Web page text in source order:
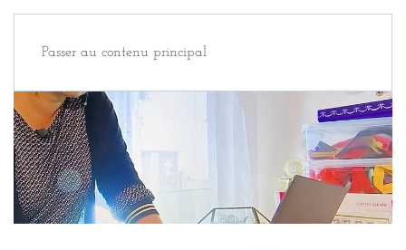
Passer au contenu principal